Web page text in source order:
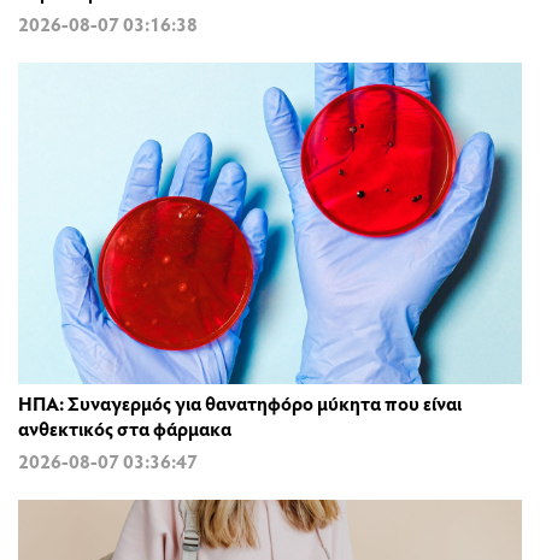
2026-08-07 03:16:38
ΗΠΑ: Συναγερμός για θανατηφόρο μύκητα που είναι
ανθεκτικός στα φάρμακα
2026-08-07 03:36:47